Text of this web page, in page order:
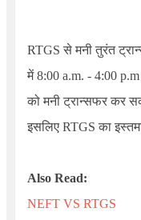
RTGS से मनी तुरंत
में 8:00 a.m. - 4:00 p.m
को मनी ट्रान्सफर कर
इसलिए RTGS का
Also Read:
NEFT VS RTGS